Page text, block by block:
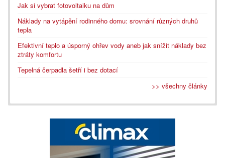
Jak si vybrat fotovoltaiku na dům
Náklady na vytápění rodinného domu: srovnání různých druhů
tepla
Efektivní teplo a úsporný ohřev vody aneb jak snížit náklady bez
ztráty komfortu
Tepelná čerpadla šetří i bez dotací
>> všechny články